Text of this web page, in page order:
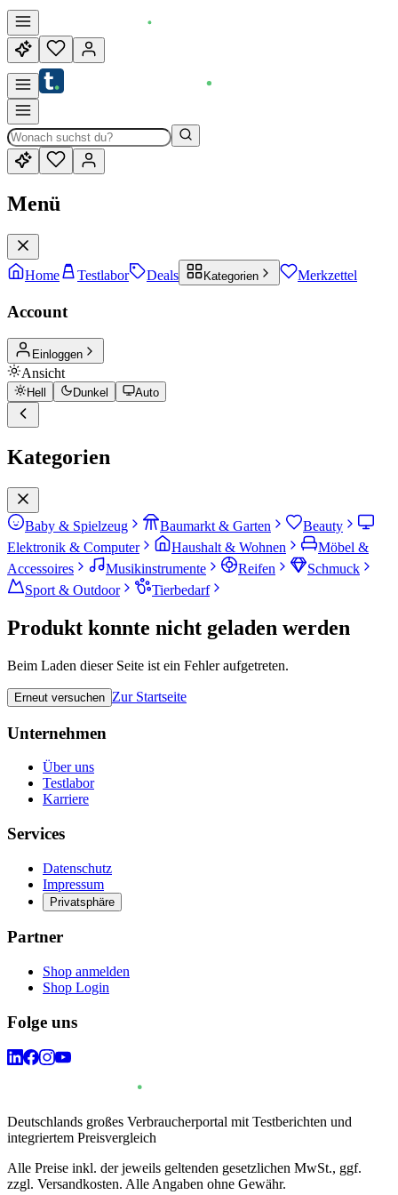
Menü
Home Testlabor Deals Kategorien Merkzettel
Account
Einloggen
Ansicht
Hell Dunkel Auto
Kategorien
Baby & Spielzeug Baumarkt & Garten
Beauty
Elektronik & Computer
Haushalt & Wohnen
Möbel &
Accessoires
Musikinstrumente Reifen
Schmuck
Sport & Outdoor
Tierbedarf
Produkt konnte nicht geladen werden
Beim Laden dieser Seite ist ein Fehler aufgetreten.
Erneut versuchen Zur Startseite
Unternehmen
Über uns
Testlabor
Karriere
Services
Datenschutz
Impressum
Privatsphäre
Partner
Shop anmelden
Shop Login
Folge uns
Deutschlands großes Verbraucherportal mit Testberichten und
integriertem Preisvergleich
Alle Preise inkl. der jeweils geltenden gesetzlichen MwSt., ggf.
zzgl. Versandkosten. Alle Angaben ohne Gewähr.